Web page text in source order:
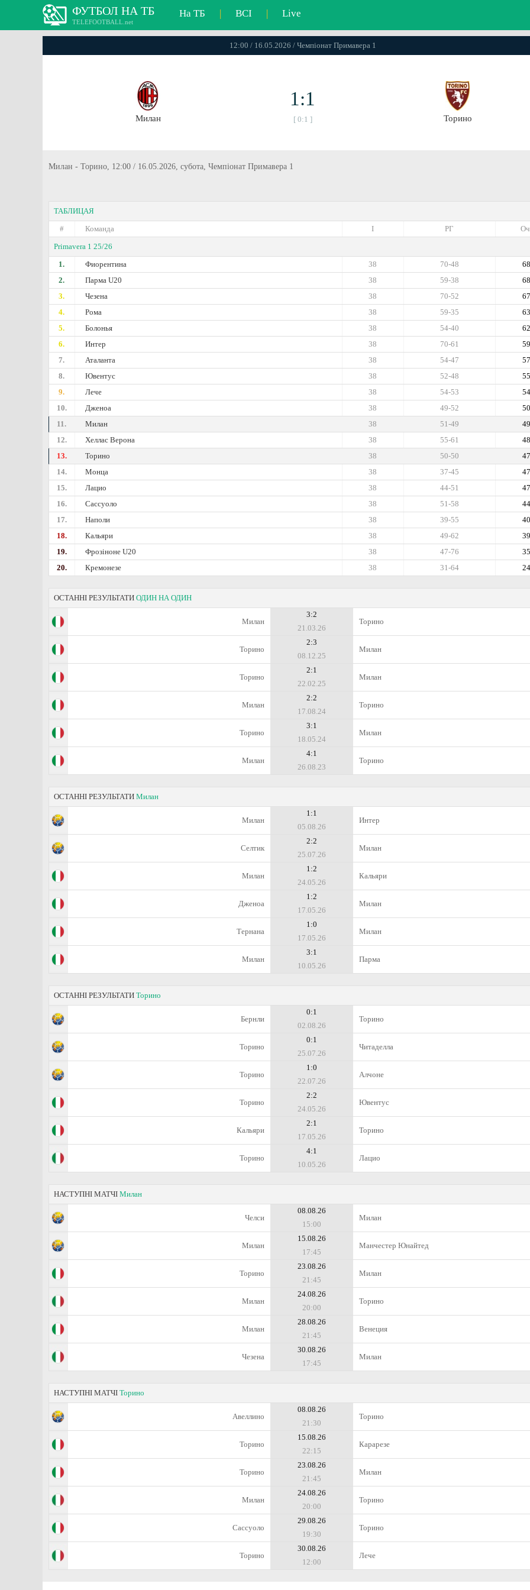
ФУТБОЛ НА ТБ
TELEFOOTBALL.net
На ТБ | ВСІ | Live
12:00 / 16.05.2026 / Чемпiонат Примавера 1
Милан
1:1
[ 0:1 ] Торино
Милан - Торино, 12:00 / 16.05.2026, субота, Чемпiонат Примавера 1
ТАБЛИЦАЯ
#
Команда РГ
I
Primavera 1 25/26
1.
Фиорентина 68
70-48
38
2.
Парма U20 68
59-38
38
3.
Чезена 67
70-52
38
4.
Рома 63
59-35
38
5.
Болонья 62
54-40
38
6.
Интер 59
70-61
38
7.
Аталанта 57
54-47
38
8.
Ювентус 55
52-48
38
9.
Лече 54
54-53
38
10.
Дженоа 50
49-52
38
11.
Милан 49
51-49
38
12.
Хеллас Верона 48
55-61
38
13.
Торино 47
50-50
38
14.
Монца 47
37-45
38
15.
Лацио 47
44-51
38
16.
Сассуоло 44
51-58
38
17.
Наполи 40
39-55
38
18.
Кальяри 39
49-62
38
19.
Фрозіноне U20 35
47-76
38
20.
Кремонезе 24
31-64
38
ОСТАННІ РЕЗУЛЬТАТИ ОДИН НА ОДИН
Милан
3:2
21.03.26
Торино
Торино
2:3
08.12.25
Милан
Торино
2:1
22.02.25
Милан
Милан
2:2
17.08.24
Торино
Торино
3:1
18.05.24
Милан
Милан
4:1
26.08.23
Торино
ОСТАННІ РЕЗУЛЬТАТИ Милан
Милан
1:1
05.08.26
Интер
Селтик
2:2
25.07.26
Милан
Милан
1:2
24.05.26
Кальяри
Дженоа
1:2
17.05.26
Милан
Тернана
1:0
17.05.26
Милан
Милан
3:1
10.05.26
Парма
ОСТАННІ РЕЗУЛЬТАТИ Торино
Бернли
0:1
02.08.26
Торино
Торино
0:1
25.07.26
Читаделла
Торино
1:0
22.07.26
Алчоне
Торино
2:2
24.05.26
Ювентус
Кальяри
2:1
17.05.26
Торино
Торино
4:1
10.05.26
Лацио
НАСТУПНІ МАТЧІ Милан
Челси
08.08.26
15:00
Милан
Милан
15.08.26
17:45
Манчестер Юнайтед
Торино
23.08.26
21:45
Милан
Милан
24.08.26
20:00
Торино
Милан
28.08.26
21:45
Венеция
Чезена
30.08.26
17:45
Милан
НАСТУПНІ МАТЧІ Торино
Авеллино
08.08.26
21:30
Торино
Торино
15.08.26
22:15
Карарезе
Торино
23.08.26
21:45
Милан
Милан
24.08.26
20:00
Торино
Сассуоло
29.08.26
19:30
Торино
Торино
30.08.26
12:00
Лече